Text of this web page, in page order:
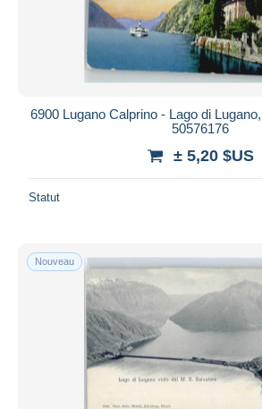
6900 Lugano Calprino - Lago di
50576176
± 5,20 $US
Statut
Nouveau